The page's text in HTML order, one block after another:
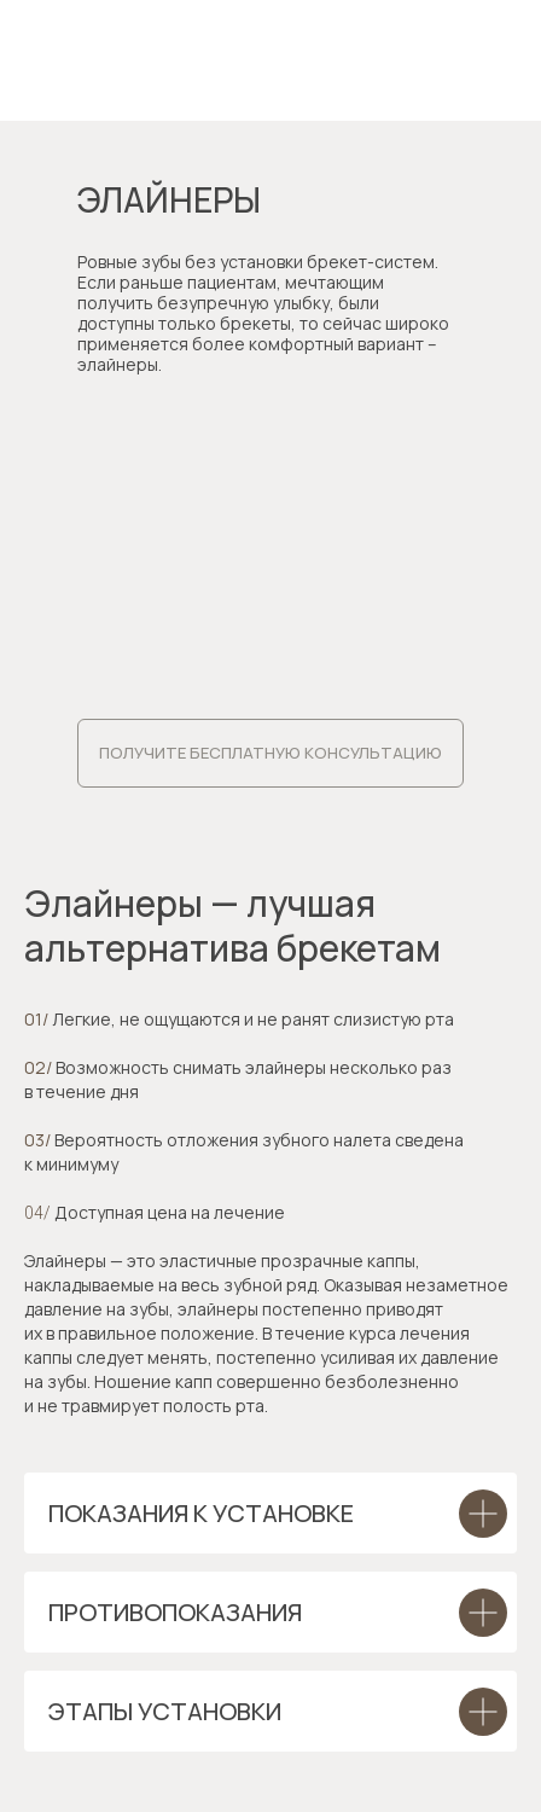
ЭЛАЙНЕРЫ
ПОЛУЧИТЕ БЕСПЛАТНУЮ КОНСУЛЬТАЦИЮ
Ровные зубы без установки брекет-систем.
Если раньше пациентам, мечтающим
получить безупречную улыбку, были
доступны только брекеты, то сейчас широко
применяется более комфортный вариант –
элайнеры.
Элайнеры — лучшая
альтернатива брекетам
01/Легкие, не ощущаются и не ранят слизистую рта
02/Возможность снимать элайнеры несколько раз
в течение дня
03/Вероятность отложения зубного налета сведена
к минимуму
04/ Доступная цена на лечение
Элайнеры — это эластичные прозрачные каппы,
накладываемые на весь зубной ряд. Оказывая незаметное
давление на зубы, элайнеры постепенно приводят
их в правильное положение. В течение курса лечения
каппы следует менять, постепенно усиливая их давление
на зубы. Ношение капп совершенно безболезненно
и не травмирует полость рта.
ПОКАЗАНИЯ К УСТАНОВКЕ
ПРОТИВОПОКАЗАНИЯ
ЭТАПЫ УСТАНОВКИ
записаться на